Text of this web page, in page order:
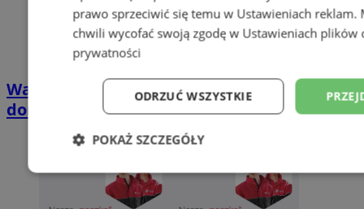
Wakacyjny wypoczynek nad Bałtykiem w
domkach Szmaragdowe Morze
prawo sprzeciwić się temu w Ustawieniach reklam.
chwili wycofać swoją zgodę w Ustawieniach plików
prywatności
ODRZUĆ WSZYSTKIE
POKAŻ SZCZEGÓŁY
Niezbędne Wydajność